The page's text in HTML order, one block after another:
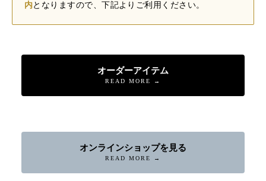
内 となりますので、下記よりご利用ください。
オーダーアイテム
READ MORE →
オンラインショップを見る
READ MORE →